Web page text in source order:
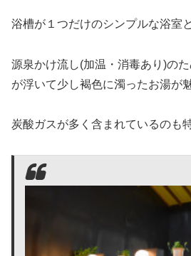
浴槽が１つだけのシンプルな浴室
源泉かけ流し(加温・消毒あり)の
が浮いて少し褐色に濁ったお湯が
炭酸ガスが多く含まれているのも